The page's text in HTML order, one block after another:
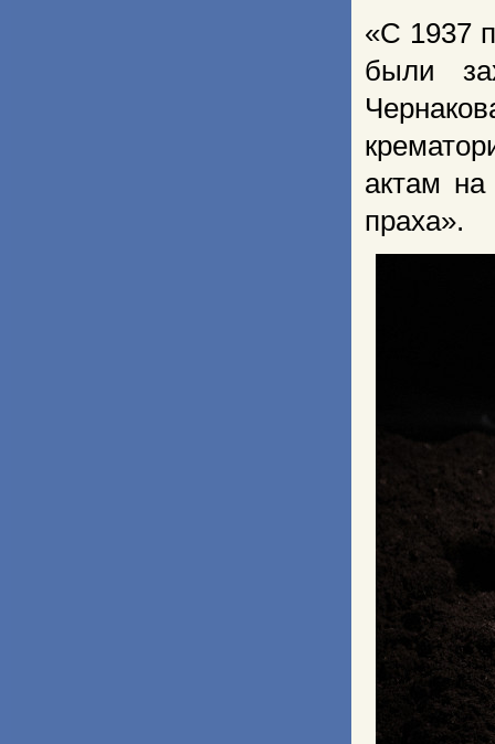
«С 1937
были
актам
праха».